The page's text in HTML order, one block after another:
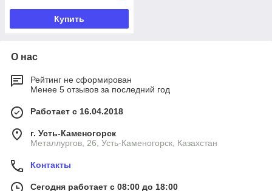
Купить
О нас
Рейтинг не сформирован
Менее 5 отзывов за последний год
Работает с 16.04.2018
г. Усть-Каменогорск
Металлургов, 26, Усть-Каменогорск, Казахстан
Контакты
Сегодня работает с 08:00 до 18:00